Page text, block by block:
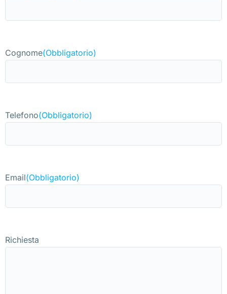
Cognome(Obbligatorio)
Telefono(Obbligatorio)
Email(Obbligatorio)
Richiesta